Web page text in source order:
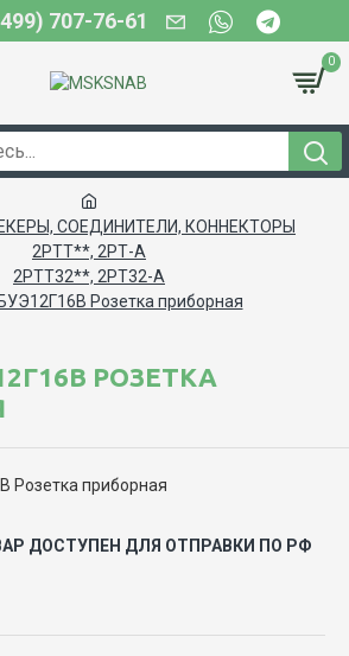
707-76-61
0
СОЕДИНИТЕЛИ, КОННЕКТОРЫ
2РТТ**, 2РТ-А
2РТТ32**, 2РТ32-А
Розетка приборная
РОЗЕТКА
ДОСТУПЕН ДЛЯ ОТПРАВКИ ПО РФ